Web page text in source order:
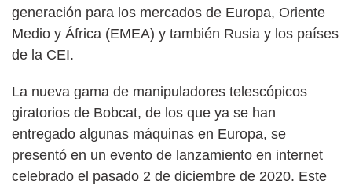
generación para los mercados de Europa, Oriente
Medio y África (EMEA) y también Rusia y los países
de la CEI.
La nueva gama de manipuladores telescópicos
giratorios de Bobcat, de los que ya se han
entregado algunas máquinas en Europa, se
presentó en un evento de lanzamiento en internet
celebrado el pasado 2 de diciembre de 2020. Este